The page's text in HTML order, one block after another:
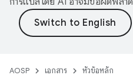
AOSP เอกสาร หัวข้อหลัก